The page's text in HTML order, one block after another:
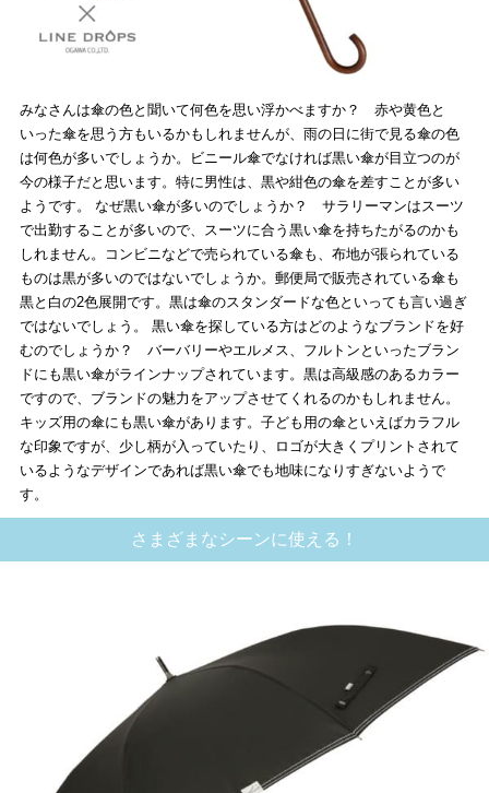
みなさんは傘の色と聞いて何色を思い浮かべますか？ 赤や黄色と
いった傘を思う方もいるかもしれませんが、雨の日に街で見る傘の色
は何色が多いでしょうか。ビニール傘でなければ黒い傘が目立つのが
今の様子だと思います。特に男性は、黒や紺色の傘を差すことが多い
ようです。 なぜ黒い傘が多いのでしょうか？ サラリーマンはスーツ
で出勤することが多いので、スーツに合う黒い傘を持ちたがるのかも
しれません。コンビニなどで売られている傘も、布地が張られている
ものは黒が多いのではないでしょうか。郵便局で販売されている傘も
黒と白の2色展開です。黒は傘のスタンダードな色といっても言い過ぎ
ではないでしょう。 黒い傘を探している方はどのようなブランドを好
むのでしょうか？ バーバリーやエルメス、フルトンといったブラン
ドにも黒い傘がラインナップされています。黒は高級感のあるカラー
ですので、ブランドの魅力をアップさせてくれるのかもしれません。
キッズ用の傘にも黒い傘があります。子ども用の傘といえばカラフル
な印象ですが、少し柄が入っていたり、ロゴが大きくプリントされて
いるようなデザインであれば黒い傘でも地味になりすぎないようで
す。
さまざまなシーンに使える！